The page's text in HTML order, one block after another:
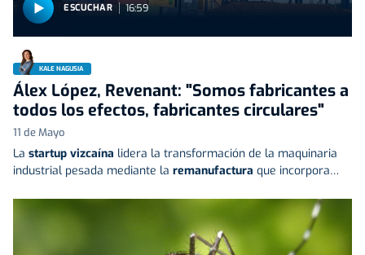
ESCUCHAR 16:59
KALE NAGUSIA
Álex López, Revenant: "Somos fabricantes a
todos los efectos, fabricantes circulares"
11 de Mayo
La startup vizcaína lidera la transformación de la maquinaria
industrial pesada mediante la remanufactura que incorpora…